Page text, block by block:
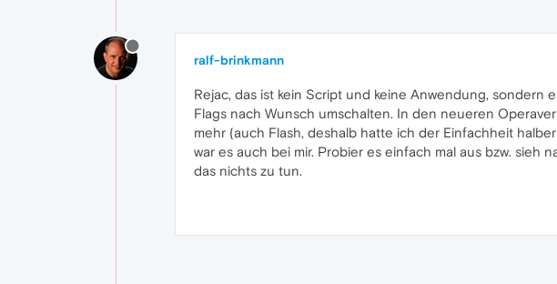
ralf-brinkmann
Rejac, das ist kein Script und keine Anwendung, sondern
Flags nach Wunsch umschalten. In den neueren
mehr (auch Flash, deshalb hatte ich der Einfachheit
war es auch bei mir. Probier es einfach mal aus bzw. sieh
das nichts zu tun.